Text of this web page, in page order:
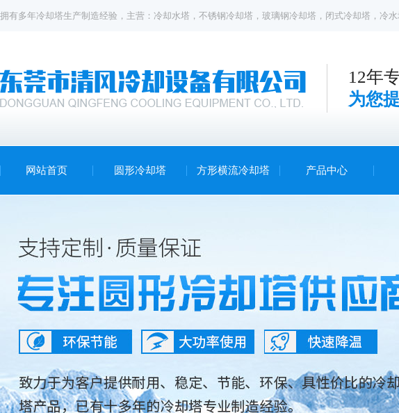
拥有多年冷却塔生产制造经验，主营： 冷却水塔 ， 不锈钢冷却塔 ， 玻璃钢冷却塔 ， 闭式冷却塔 ， 冷水
12年
为您
网站首页 圆形冷却塔 方形横流冷却塔 产品中心